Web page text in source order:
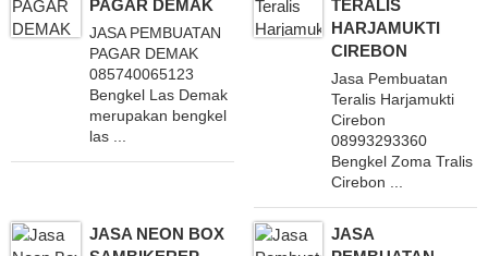
PAGAR DEMAK
JASA PEMBUATAN
PAGAR DEMAK
085740065123
Bengkel Las Demak
merupakan bengkel
las ...
TERALIS
HARJAMUKTI
CIREBON
Jasa Pembuatan
Teralis Harjamukti
Cirebon
08993293360
Bengkel Zoma Tralis
Cirebon ...
JASA NEON BOX
JASA